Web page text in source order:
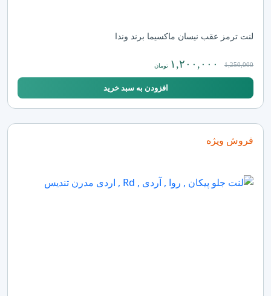
لنت ترمز عقب نیسان ماکسیما برند وندا
1,250,000 ۱,۲۰۰,۰۰۰ تومان
افزودن به سبد خرید
فروش ویژه